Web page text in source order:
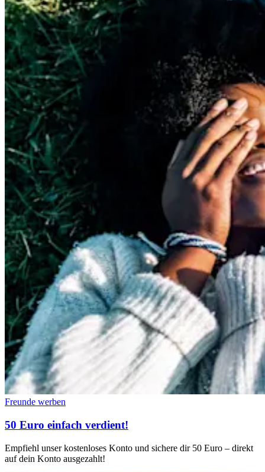
Freunde werben
50 Euro einfach verdient!
Empfiehl unser kostenloses Konto und sichere dir 50 Euro – direkt
auf dein Konto ausgezahlt!